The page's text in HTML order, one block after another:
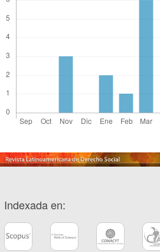
Indexada en: